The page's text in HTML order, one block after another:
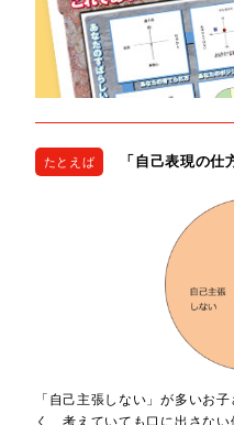
たとえば 「自己表現の仕
「自己主張しない」が多いお
く、考えていても口に出さな